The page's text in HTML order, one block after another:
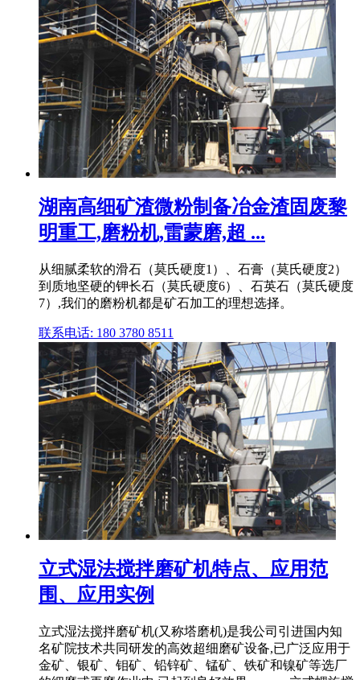
湖南高细矿渣微粉制备冶金渣固废黎
明重工,磨粉机,雷蒙磨,超 ...
从细腻柔软的滑石（莫氏硬度1）、石膏（莫氏硬度2）
到质地坚硬的钾长石（莫氏硬度6）、石英石（莫氏硬度
7）,我们的磨粉机都是矿石加工的理想选择。
联系电话: 180 3780 8511
立式湿法搅拌磨矿机特点、应用范
围、应用实例
立式湿法搅拌磨矿机(又称塔磨机)是我公司引进国内知
名矿院技术共同研发的高效超细磨矿设备,已广泛应用于
金矿、银矿、钼矿、铅锌矿、锰矿、铁矿和镍矿等选厂